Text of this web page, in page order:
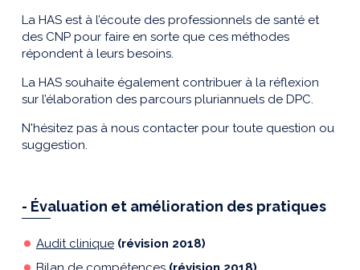
La HAS est à l’écoute des professionnels de santé et
des CNP pour faire en sorte que ces méthodes
répondent à leurs besoins.
La HAS souhaite également contribuer à la réflexion
sur l’élaboration des parcours pluriannuels de DPC.
N'hésitez pas à nous contacter pour toute question ou
suggestion.
- Évaluation et amélioration des pratiques
Audit clinique (révision 2018)